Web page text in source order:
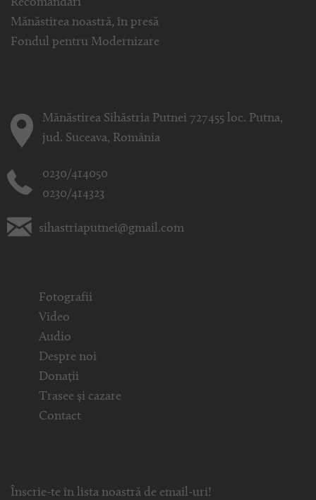
Recomandări
Mănăstirea noastră, în presă
Fondul pentru Modernizare
Mănăstirea Sihăstria Putnei 727455 loc. Putna,
jud. Suceava, România
0230/414050
0230/414323
sihastriaputnei@gmail.com
Fotografii
Video
Audio
Despre noi
Donații
Trasee și cazare
Contact
Înscrie-te în lista noastră de email-uri!